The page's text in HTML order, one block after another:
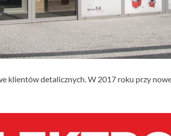
klientów detalicznych. W 2017 roku przy